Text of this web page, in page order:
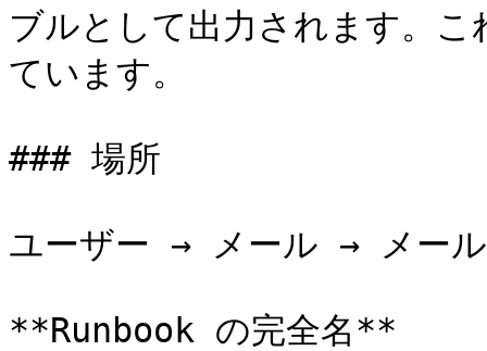
ブルとして出力されます。
ています。
### 場所
ユーザー → メール → メール
**Runbook の完全名**